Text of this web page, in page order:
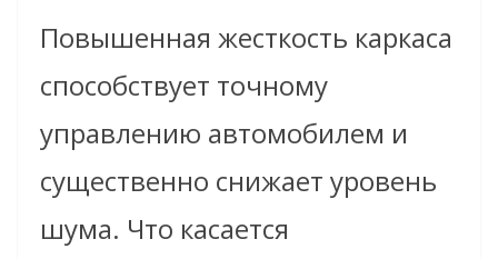
Повышенная жесткость каркаса
способствует точному
управлению автомобилем и
существенно снижает уровень
шума. Что касается